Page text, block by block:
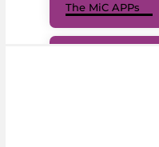
The MiC APPs